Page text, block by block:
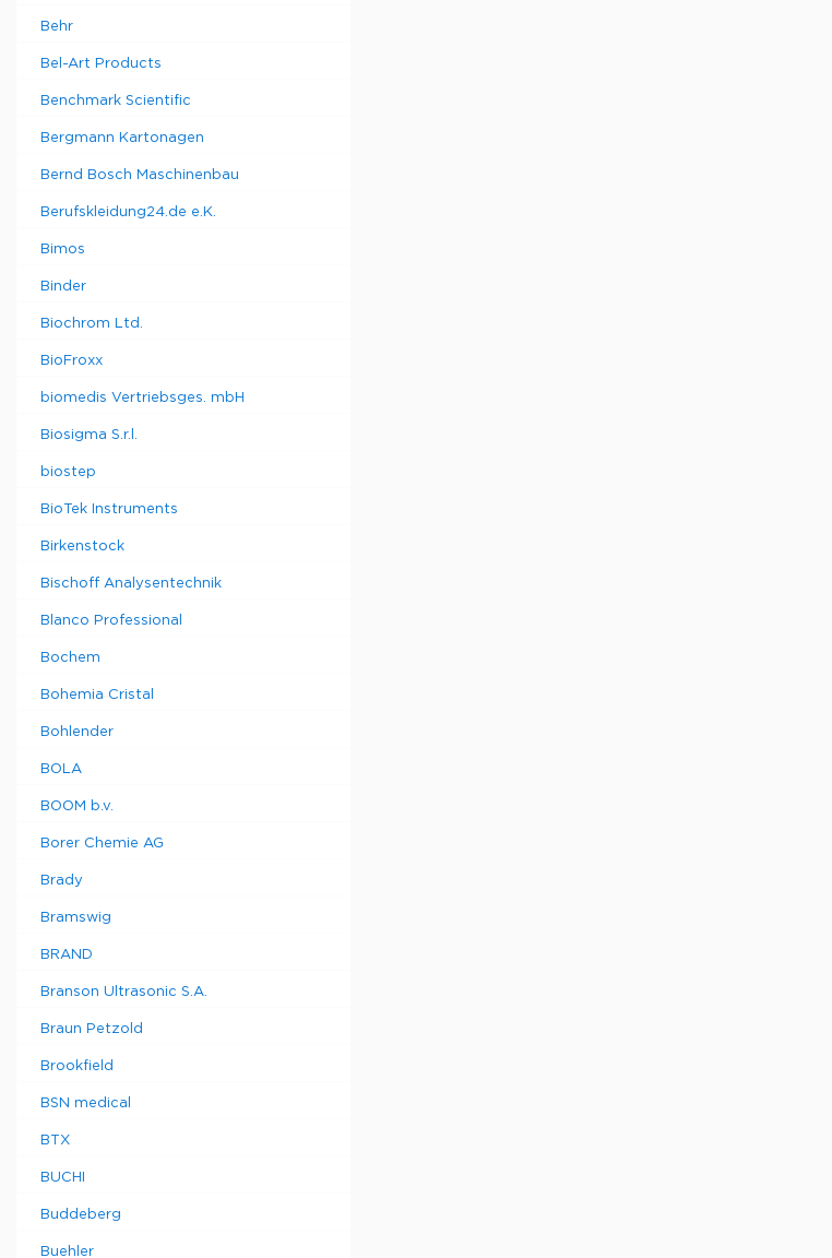
Behr
Bel-Art Products
Benchmark Scientific
Bergmann Kartonagen
Bernd Bosch Maschinenbau
Berufskleidung24.de e.K.
Bimos
Binder
Biochrom Ltd.
BioFroxx
biomedis Vertriebsges. mbH
Biosigma S.r.l.
biostep
BioTek Instruments
Birkenstock
Bischoff Analysentechnik
Blanco Professional
Bochem
Bohemia Cristal
Bohlender
BOLA
BOOM b.v.
Borer Chemie AG
Brady
Bramswig
BRAND
Branson Ultrasonic S.A.
Braun Petzold
Brookfield
BSN medical
BTX
BUCHI
Buddeberg
Buehler